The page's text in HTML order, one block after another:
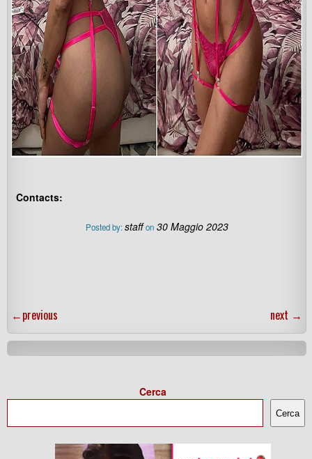
Contacts:
Posted by:staff on 30 Maggio 2023
←previous next →
Cerca
Cerca